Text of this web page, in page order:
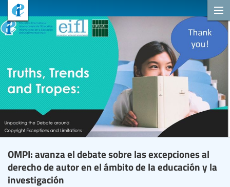
OMPI: avanza el debate sobre las excepciones al
derecho de autor en el ámbito de la educación y la
investigación